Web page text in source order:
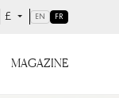
£ EN FR
MAGAZINE